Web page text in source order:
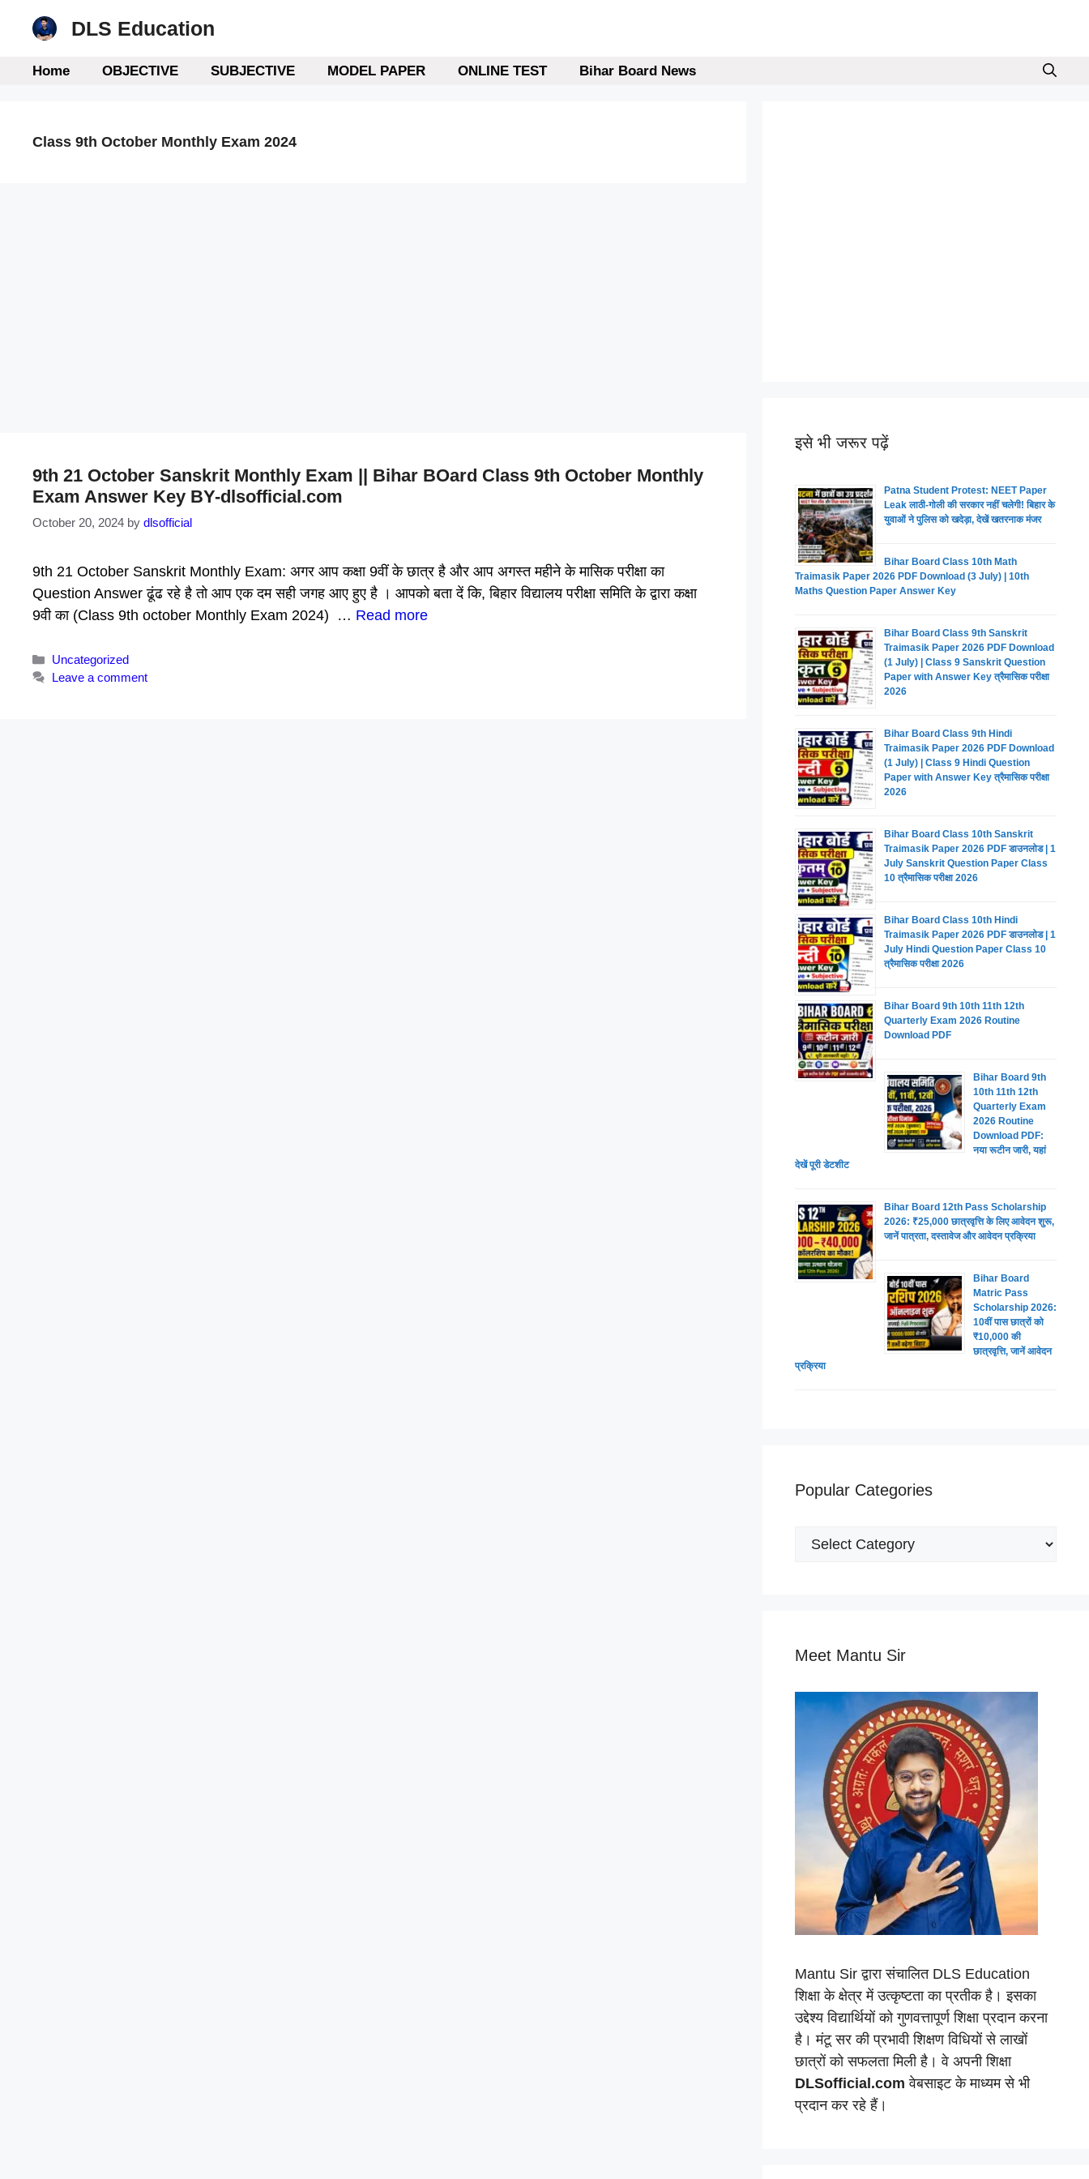
DLS Education
Home OBJECTIVE SUBJECTIVE MODEL PAPER ONLINE TEST Bihar Board News
Class 9th October Monthly Exam 2024
9th 21 October Sanskrit Monthly Exam || Bihar BOard Class 9th October Monthly
Exam Answer Key BY-dlsofficial.com
October 20, 2024 by dlsofficial
9th 21 October Sanskrit Monthly Exam: अगर आप कक्षा 9वीं के छात्र है और आप अगस्त महीने के मासिक परीक्षा का
Question Answer ढूंढ रहे है तो आप एक दम सही जगह आए हुए है । आपको बता दें कि, बिहार विद्यालय परीक्षा समिति के द्वारा कक्षा
9वी का (Class 9th october Monthly Exam 2024) … Read more
Categories
Uncategorized
Leave a comment
इसे भी जरूर पढ़ें
Patna Student Protest: NEET Paper
Leak लाठी-गोली की सरकार नहीं चलेगी! बिहार के
युवाओं ने पुलिस को खदेड़ा, देखें खतरनाक मंजर
Bihar Board Class 10th Math
Traimasik Paper 2026 PDF Download (3 July) | 10th
Maths Question Paper Answer Key
Bihar Board Class 9th Sanskrit
Traimasik Paper 2026 PDF Download
(1 July) | Class 9 Sanskrit Question
Paper with Answer Key त्रैमासिक परीक्षा
2026
Bihar Board Class 9th Hindi
Traimasik Paper 2026 PDF Download
(1 July) | Class 9 Hindi Question
Paper with Answer Key त्रैमासिक परीक्षा
2026
Bihar Board Class 10th Sanskrit
Traimasik Paper 2026 PDF डाउनलोड | 1
July Sanskrit Question Paper Class
10 त्रैमासिक परीक्षा 2026
Bihar Board Class 10th Hindi
Traimasik Paper 2026 PDF डाउनलोड | 1
July Hindi Question Paper Class 10
त्रैमासिक परीक्षा 2026
Bihar Board 9th 10th 11th 12th
Quarterly Exam 2026 Routine
Download PDF
Bihar Board 9th
10th 11th 12th
Quarterly Exam
2026 Routine
Download PDF:
नया रूटीन जारी, यहां
देखें पूरी डेटशीट
Bihar Board 12th Pass Scholarship
2026: ₹25,000 छात्रवृत्ति के लिए आवेदन शुरू,
जानें पात्रता, दस्तावेज और आवेदन प्रक्रिया
Bihar Board
Matric Pass
Scholarship 2026:
10वीं पास छात्रों को
₹10,000 की
छात्रवृत्ति, जानें आवेदन
प्रक्रिया
Popular Categories
Popular
Meet Mantu Sir
Mantu Sir द्वारा संचालित DLS Education
शिक्षा के क्षेत्र में उत्कृष्टता का प्रतीक है। इसका
उद्देश्य विद्यार्थियों को गुणवत्तापूर्ण शिक्षा प्रदान करना
है। मंटू सर की प्रभावी शिक्षण विधियों से लाखों
छात्रों को सफलता मिली है। वे अपनी शिक्षा
DLSofficial.com वेबसाइट के माध्यम से भी
प्रदान कर रहे हैं।